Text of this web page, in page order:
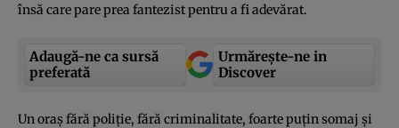
însă care pare prea fantezist pentru a fi adevărat.
Adaugă-ne ca sursă
preferată
Urmărește-ne in
Discover
Un oraş fără poliţie, fără criminalitate, foarte puţin somaj şi